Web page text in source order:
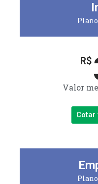
R$
Valor
Cotar